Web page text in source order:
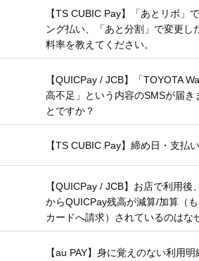
【TS CUBIC Pay】「あとリボ」
ング払い、「あと分割」で変更し
料率を教えてください。
【QUICPay / JCB】「TOYOTA
高不足」という内容のSMSが届き
とですか？
【TS CUBIC Pay】締め日・支払
【QUICPay / JCB】お店で利用後
からQUICPay残高が減算/加算（
カードへ請求）されているのはな
【au PAY】身に覚えのない利用